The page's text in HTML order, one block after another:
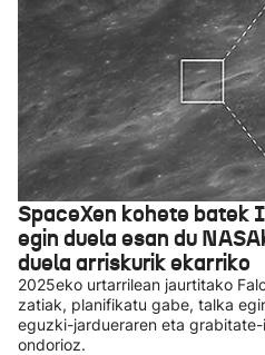
SpaceXen kohete batek
egin duela esan du
duela arriskurik ekarriko
2025eko urtarrilean jaurtitako
zatiak, planifikatu gabe, talka
eguzki-jardueraren eta
ondorioz.